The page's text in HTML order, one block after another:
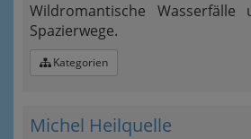
Wildromantische Wasserfälle
Spazierwege.
Kategorien
Michel Heilquelle